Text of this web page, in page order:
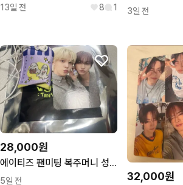
13일 전 8 1 3일 전
28,000원
에이티즈 팬미팅 복주머니 성화 윤호 호화즈
5일 전 32,000원